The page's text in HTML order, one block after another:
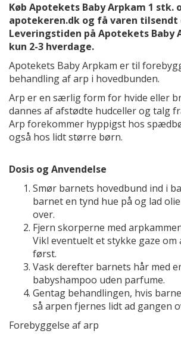
Køb Apotekets Baby Arpkam 1 stk.
apotekeren.dk og få varen
Leveringstiden på Apotekets Baby
kun 2-3 hverdage.
Apotekets Baby Arpkam er til
behandling af arp i hovedbunden.
Arp er en særlig form for hvide eller
dannes af afstødte hudceller og talg
Arp forekommer hyppigst hos
også hos lidt større børn.
Dosis og Anvendelse
Smør barnets hovedbund ind i
barnet en tynd hue på og lad
over.
Fjern skorperne med
Vikl eventuelt et stykke gaze om
først.
Vask derefter barnets hår med
babyshampoo uden parfume.
Gentag behandlingen, hvis
så arpen fjernes lidt ad gangen
Forebyggelse af arp